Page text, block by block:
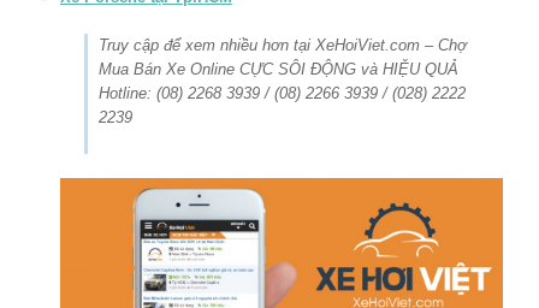
Truy cập để xem nhiều hơn tại XeHoiViet.com – Chợ
Mua Bán Xe Online CỰC SÔI ĐỘNG và HIỆU QUẢ
Hotline: (08) 2268 3939 / (08) 2266 3939 / (028) 2222
2239